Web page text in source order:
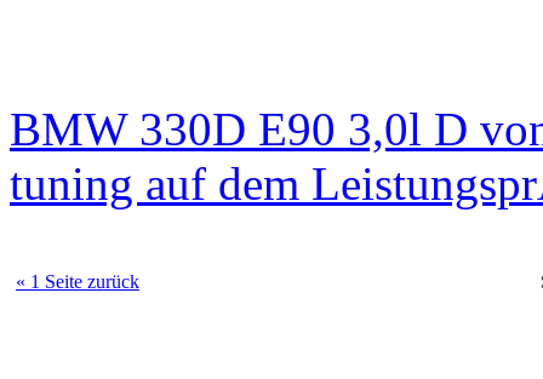
BMW 330D E90 3,0l D
tuning auf dem
« 1 Seite zurück